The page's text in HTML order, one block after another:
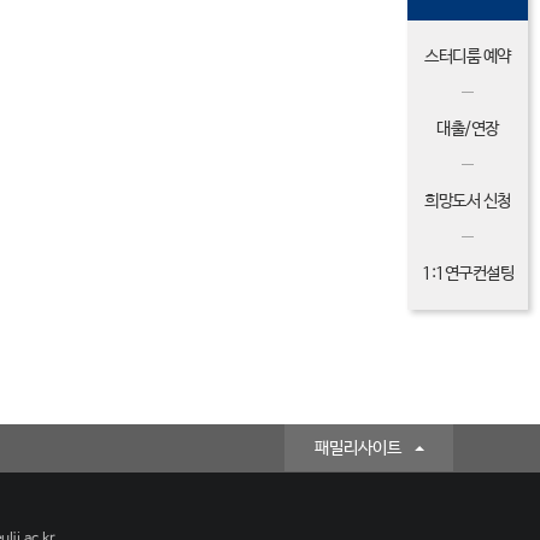
스터디룸 예약
대출/연장
희망도서 신청
1:1연구컨설팅
패밀리사이트